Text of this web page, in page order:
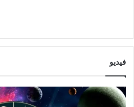
فيديو
ب